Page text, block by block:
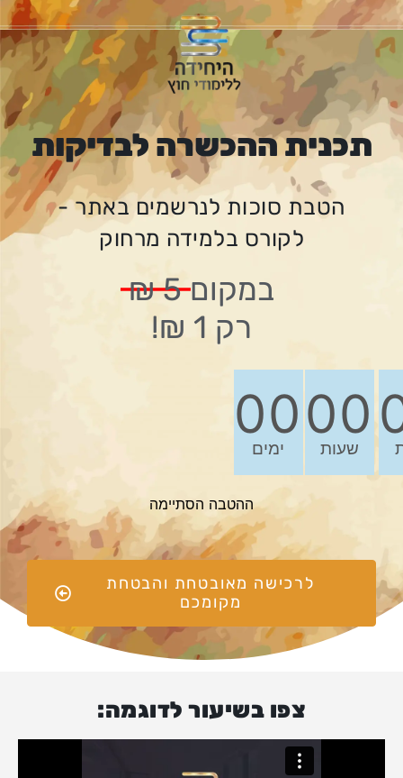
תכנית ההכשרה לבדיקות
הטבת סוכות לנרשמים באתר -
לקורס בלמידה מרחוק
במקום5 ₪
רק 1 ₪!
00
ימים
00
שעות
ההטבה הסתיימה
לרכישה מאובטחת והבטחת
מקומכם
צפו בשיעור לדוגמה: